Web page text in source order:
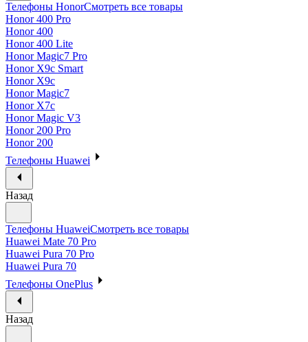
Телефоны HonorСмотреть все товары
Honor 400 Pro
Honor 400
Honor 400 Lite
Honor Magic7 Pro
Honor X9c Smart
Honor X9c
Honor Magic7
Honor X7c
Honor Magic V3
Honor 200 Pro
Honor 200
Телефоны Huawei
Назад
Телефоны HuaweiСмотреть все товары
Huawei Mate 70 Pro
Huawei Pura 70 Pro
Huawei Pura 70
Телефоны OnePlus
Назад